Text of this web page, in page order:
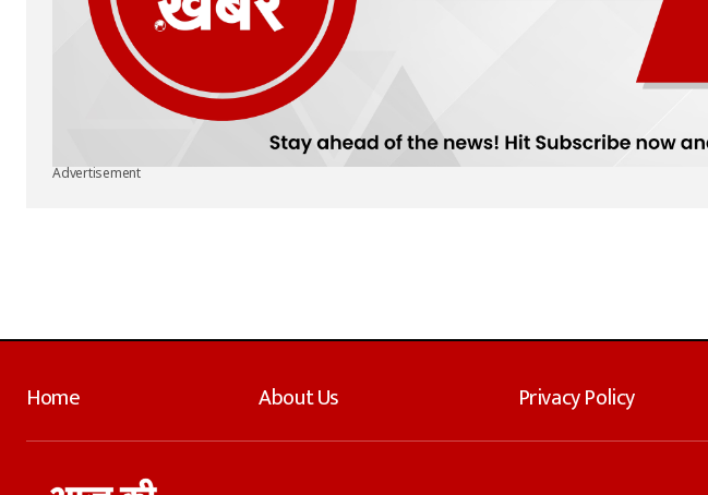
Advertisement
Home About Us Privacy Policy